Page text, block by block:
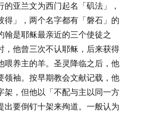
的亚兰文为西门起名「矶法」，
得」，两个名字都有「磐石」的
翰是耶稣最亲近的三个使徒之
，他曾三次不认耶稣，后来获得
喂养主的羊。圣灵降临之后，他
领袖。按早期教会文献记载，他
架，但他以「不配与主以同一方
出要倒钉十架来殉道。一般认为